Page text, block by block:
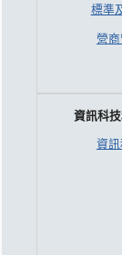
標準
營
資訊科
資